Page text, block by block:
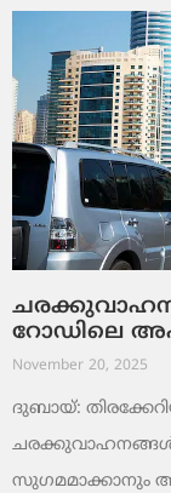
ചരക്കുവാഹന
റോഡിലെ
November 20, 2025
ദുബായ്:
സുഗമമാക്കാനും